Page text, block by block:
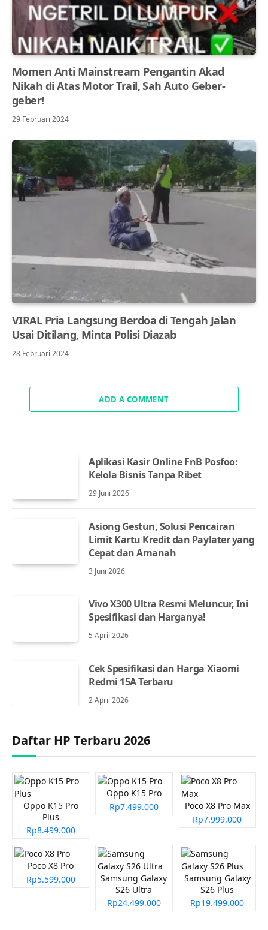
Momen Anti Mainstream Pengantin Akad
Nikah di Atas Motor Trail, Sah Auto Geber-
geber!
29 Februari 2024
VIRAL Pria Langsung Berdoa di Tengah Jalan
Usai Ditilang, Minta Polisi Diazab
28 Februari 2024
ADD A COMMENT
Aplikasi Kasir Online FnB Posfoo:
Kelola Bisnis Tanpa Ribet
29 Juni 2026
Asiong Gestun, Solusi Pencairan
Limit Kartu Kredit dan Paylater yang
Cepat dan Amanah
3 Juni 2026
Vivo X300 Ultra Resmi Meluncur, Ini
Spesifikasi dan Harganya!
5 April 2026
Cek Spesifikasi dan Harga Xiaomi
Redmi 15A Terbaru
2 April 2026
Daftar HP Terbaru 2026
Oppo K15 Pro
Plus
Rp8.499.000
Oppo K15 Pro
Rp7.499.000
Poco X8 Pro Max
Rp7.999.000
Poco X8 Pro
Rp5.599.000
Samsung Galaxy
S26 Ultra
Rp24.499.000
Samsung Galaxy
S26 Plus
Rp19.499.000